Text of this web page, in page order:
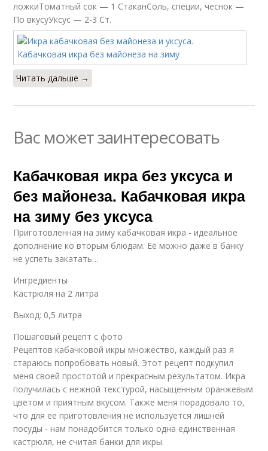
ложкиТоматный сок — 1 СтаканСоль, специи, чеснок —
По вкусуУксус — 2-3 Ст.
Читать дальше →
Вас может заинтересовать
Кабачковая икра без уксуса и
без майонеза. Кабачковая икра
на зиму без уксуса
Приготовленная на зиму кабачковая икра - идеальное
дополнение ко вторым блюдам. Её можно даже в банку
не успеть закатать…
Ингредиенты
Кастрюля на 2 литра
Выход: 0,5 литра
Пошаговый рецепт с фото
Рецептов кабачковой икры множество, каждый раз я
стараюсь попробовать новый. Этот рецепт подкупил
меня своей простотой и прекрасным результатом. Икра
получилась с нежной текстурой, насыщенным оранжевым
цветом и приятным вкусом. Также меня порадовало то,
что для ее приготовления не используется лишней
посуды - нам понадобится только одна единственная
кастрюля, не считая банки для икры.